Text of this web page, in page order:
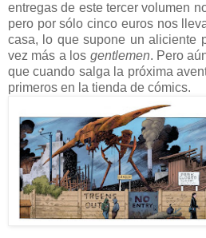
entregas de este tercer volumen
pero por sólo cinco euros nos
casa, lo que supone un aliciente
vez más a los gentlemen. Pero
que cuando salga la próxima
primeros en la tienda de cómics.